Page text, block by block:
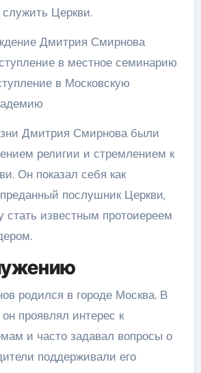
Церкви.
Дмитрия Смирнова
в местное семинарию
в Московскую
Дмитрия Смирнова были
религии и стремлением к
Он показал себя как
послушник Церкви,
стать известным протоиереем
родился в городе Москва. В
проявлял интерес к
и часто задавал вопросы о
поддерживали его